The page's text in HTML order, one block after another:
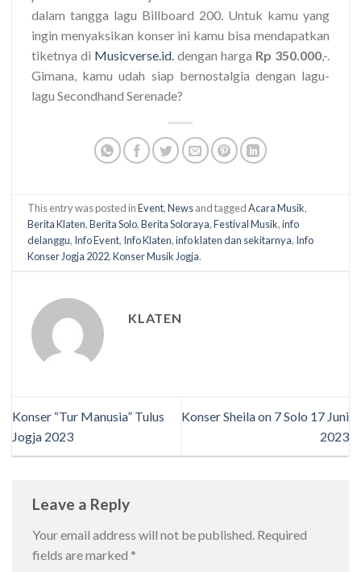
dalam tangga lagu Billboard 200. Untuk kamu yang
ingin menyaksikan konser ini kamu bisa mendapatkan
tiketnya di Musicverse.id. dengan harga Rp 350.000,-.
Gimana, kamu udah siap bernostalgia dengan lagu-
lagu Secondhand Serenade?
This entry was posted inEvent,Newsand taggedAcara Musik,
Berita Klaten,Berita Solo,Berita Soloraya,Festival Musik,info
delanggu, Info Event, Info Klaten,info klaten dan sekitarnya, Info
Konser Jogja 2022,Konser Musik Jogja.
KLATEN
Konser “Tur Manusia” Tulus
Jogja 2023
Konser Sheila on 7 Solo 17 Juni
2023
Leave a Reply
Your email address will not be published. Required
fields are marked *